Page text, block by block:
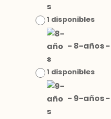
1 disponibles
- 8-años-
1 disponibles
- 9-años-